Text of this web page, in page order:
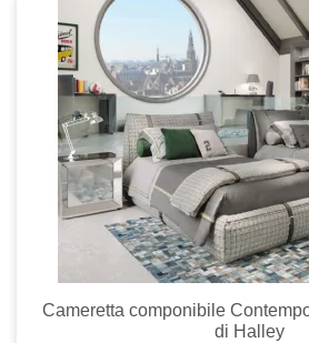
Cameretta componibile
di Halley